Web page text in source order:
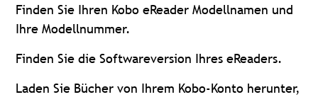
Finden Sie Ihren Kobo eReader Modellnamen und
Ihre Modellnummer.
Finden Sie die Softwareversion Ihres eReaders.
Laden Sie Bücher von Ihrem Kobo-Konto herunter,